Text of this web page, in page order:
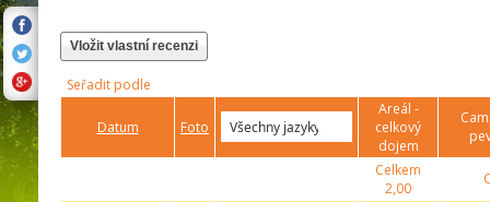
Vložit vlastní recenzi
Seřadit podle
Datum Foto
Areál -
celkový
dojem
Celkem
2,00